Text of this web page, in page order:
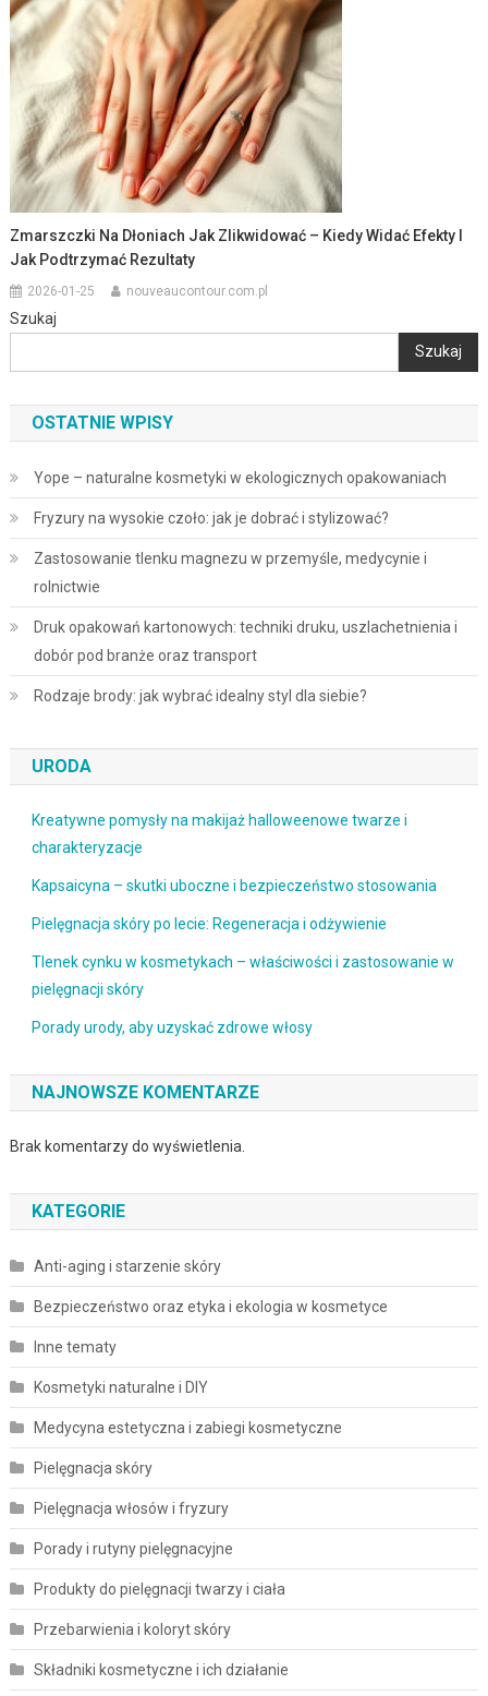
Zmarszczki Na Dłoniach Jak Zlikwidować – Kiedy Widać Efekty I
Jak Podtrzymać Rezultaty
2026-01-25 nouveaucontour.com.pl
Szukaj
Szukaj
OSTATNIE WPISY
Yope – naturalne kosmetyki w ekologicznych opakowaniach
Fryzury na wysokie czoło: jak je dobrać i stylizować?
Zastosowanie tlenku magnezu w przemyśle, medycynie i
rolnictwie
Druk opakowań kartonowych: techniki druku, uszlachetnienia i
dobór pod branże oraz transport
Rodzaje brody: jak wybrać idealny styl dla siebie?
URODA
Kreatywne pomysły na makijaż halloweenowe twarze i
charakteryzacje
Kapsaicyna – skutki uboczne i bezpieczeństwo stosowania
Pielęgnacja skóry po lecie: Regeneracja i odżywienie
Tlenek cynku w kosmetykach – właściwości i zastosowanie w
pielęgnacji skóry
Porady urody, aby uzyskać zdrowe włosy
NAJNOWSZE KOMENTARZE
Brak komentarzy do wyświetlenia.
KATEGORIE
Anti-aging i starzenie skóry
Bezpieczeństwo oraz etyka i ekologia w kosmetyce
Inne tematy
Kosmetyki naturalne i DIY
Medycyna estetyczna i zabiegi kosmetyczne
Pielęgnacja skóry
Pielęgnacja włosów i fryzury
Porady i rutyny pielęgnacyjne
Produkty do pielęgnacji twarzy i ciała
Przebarwienia i koloryt skóry
Składniki kosmetyczne i ich działanie